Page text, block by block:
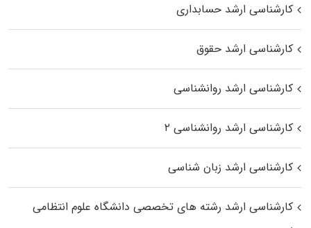
کارشناسی ارشد حسابداری
کارشناسی ارشد حقوق
کارشناسی ارشد روانشناسی
کارشناسی ارشد روانشناسی ۲
کارشناسی ارشد زبان شناسی
کارشناسی ارشد رﺷﺘﻪ ﻫﺎی تخصصی داﻧﺸﮕﺎه ﻋﻠﻮم انتظامی